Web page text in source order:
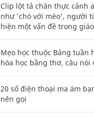
Clip lột tả chân thực cảnh
như 'chó với mèo', người
hiện một vấn đề trong
Mẹo học thuộc Bảng tuần
hóa học bằng thơ, câu nói
20 số điện thoại ma ám
nên gọi